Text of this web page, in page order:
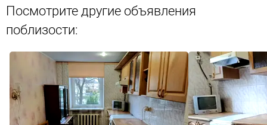
Посмотрите другие объявления
поблизости: